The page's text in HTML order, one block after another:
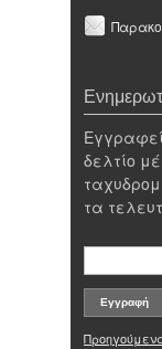
δελτίο
τα